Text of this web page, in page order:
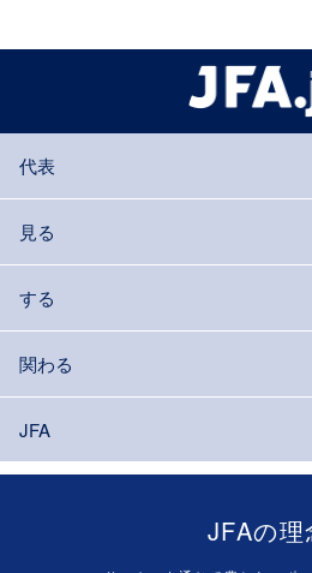
代表
見る
する
関わる
JFA
JFAの理